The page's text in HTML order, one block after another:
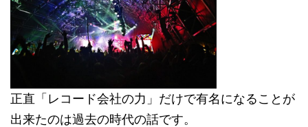
正直「レコード会社の力」だけで有名になることが
出来たのは過去の時代の話です。